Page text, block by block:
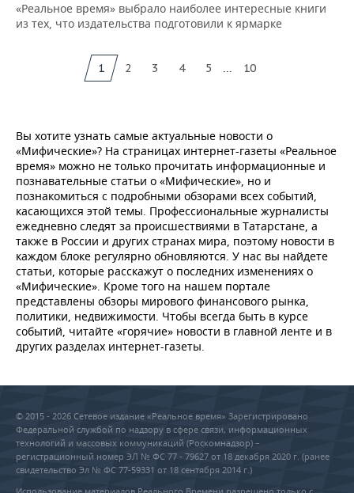
«Реальное время» выбрало наиболее интересные книги
из тех, что издательства подготовили к ярмарке
1 2 3 4 5 ... 10
Вы хотите узнать самые актуальные новости о
«Мифические»? На страницах интернет-газеты «Реальное
время» можно не только прочитать информационные и
познавательные статьи о «Мифические», но и
познакомиться с подробными обзорами всех событий,
касающихся этой темы. Профессиональные журналисты
ежедневно следят за происшествиями в Татарстане, а
также в России и других странах мира, поэтому новости в
каждом блоке регулярно обновляются. У нас вы найдете
статьи, которые расскажут о последних изменениях о
«Мифические». Кроме того на нашем портале
представлены обзоры мирового финансового рынка,
политики, недвижимости. Чтобы всегда быть в курсе
событий, читайте «горячие» новости в главной ленте и в
других разделах интернет-газеты.
© 2015 - 2026 Сетевое издание «Реальное время» Зарегистрировано
Федеральной службой по надзору в сфере связи, информационных
технологий и массовых коммуникаций (Роскомнадзор) –
регистрационный номер ЭЛ № ФС 77 - 79627 от 18 декабря 2020 г. (ранее
свидетельство Эл № ФС 77-59331 от 18 сентября 2014 г.)